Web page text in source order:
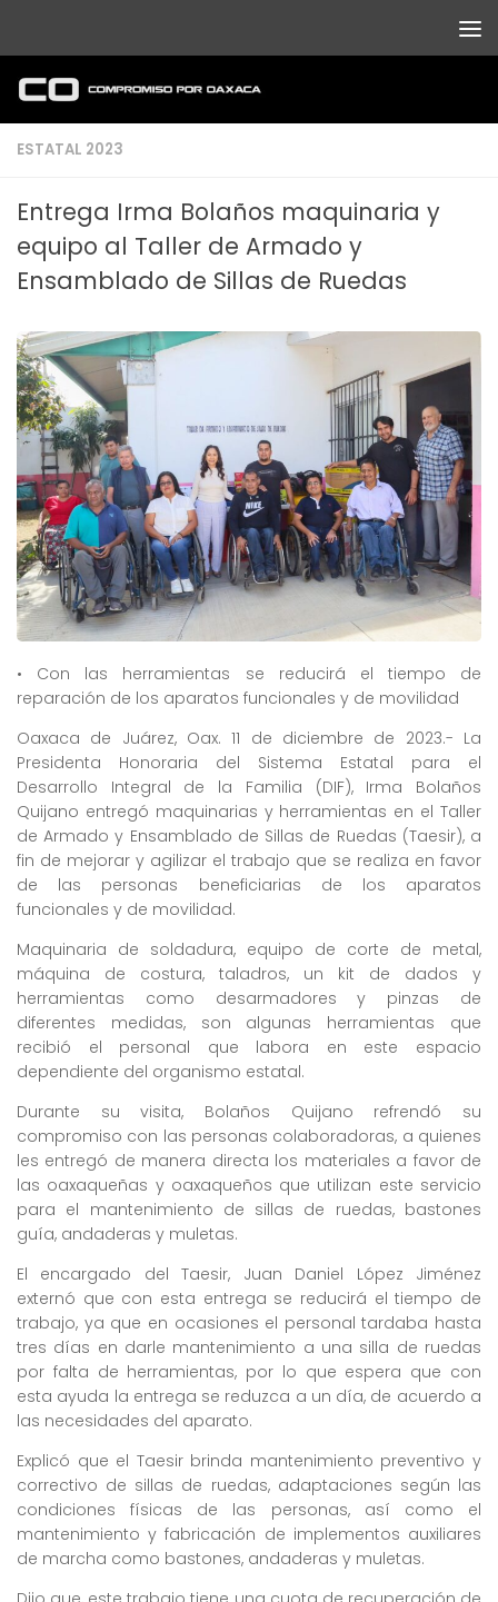
ESTATAL 2023
Entrega Irma Bolaños maquinaria y
equipo al Taller de Armado y
Ensamblado de Sillas de Ruedas
• Con las herramientas se reducirá el tiempo de
reparación de los aparatos funcionales y de movilidad
Oaxaca de Juárez, Oax. 11 de diciembre de 2023.- La
Presidenta Honoraria del Sistema Estatal para el
Desarrollo Integral de la Familia (DIF), Irma Bolaños
Quijano entregó maquinarias y herramientas en el Taller
de Armado y Ensamblado de Sillas de Ruedas (Taesir), a
fin de mejorar y agilizar el trabajo que se realiza en favor
de las personas beneficiarias de los aparatos
funcionales y de movilidad.
Maquinaria de soldadura, equipo de corte de metal,
máquina de costura, taladros, un kit de dados y
herramientas como desarmadores y pinzas de
diferentes medidas, son algunas herramientas que
recibió el personal que labora en este espacio
dependiente del organismo estatal.
Durante su visita, Bolaños Quijano refrendó su
compromiso con las personas colaboradoras, a quienes
les entregó de manera directa los materiales a favor de
las oaxaqueñas y oaxaqueños que utilizan este servicio
para el mantenimiento de sillas de ruedas, bastones
guía, andaderas y muletas.
El encargado del Taesir, Juan Daniel López Jiménez
externó que con esta entrega se reducirá el tiempo de
trabajo, ya que en ocasiones el personal tardaba hasta
tres días en darle mantenimiento a una silla de ruedas
por falta de herramientas, por lo que espera que con
esta ayuda la entrega se reduzca a un día, de acuerdo a
las necesidades del aparato.
Explicó que el Taesir brinda mantenimiento preventivo y
correctivo de sillas de ruedas, adaptaciones según las
condiciones físicas de las personas, así como el
mantenimiento y fabricación de implementos auxiliares
de marcha como bastones, andaderas y muletas.